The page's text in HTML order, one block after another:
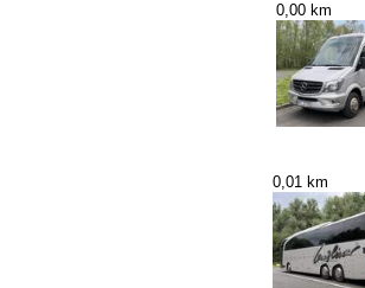
0,00 km
0,01 km